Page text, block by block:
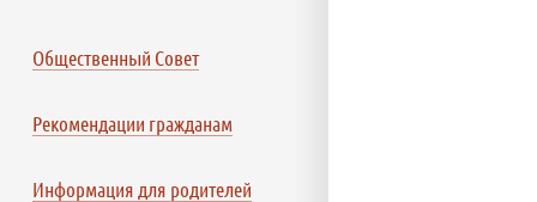
Общественный Совет
Рекомендации гражданам
Информация для родителей